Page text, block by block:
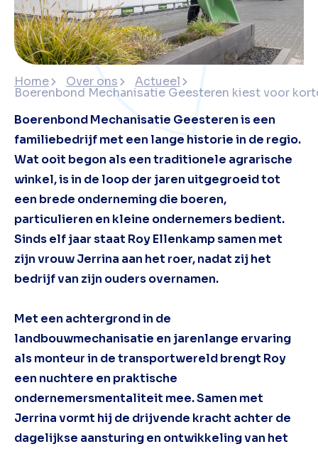
Home Over ons Actueel
Boerenbond Mechanisatie Geesteren kiest voor
Boerenbond Mechanisatie Geesteren is een
familiebedrijf met een lange historie in de regio.
Wat ooit begon als een traditionele agrarische
winkel, is in de loop der jaren uitgegroeid tot
een brede onderneming die boeren,
particulieren en kleine ondernemers bedient.
Sinds elf jaar staat Roy Ellenkamp samen met
zijn vrouw Jerrina aan het roer, nadat zij het
bedrijf van zijn ouders overnamen.
Met een achtergrond in de
landbouwmechanisatie en jarenlange ervaring
als monteur in de transportwereld brengt Roy
een nuchtere en praktische
ondernemersmentaliteit mee. Samen met
Jerrina vormt hij de drijvende kracht achter de
dagelijkse aansturing en ontwikkeling van het